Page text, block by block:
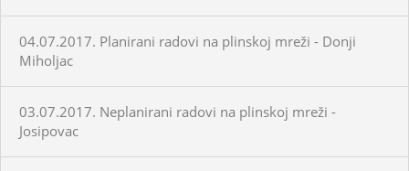
04.07.2017. Planirani radovi na plinskoj mreži - Donji
Miholjac
03.07.2017. Neplanirani radovi na plinskoj mreži -
Josipovac